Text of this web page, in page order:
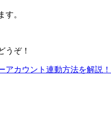
す。
うぞ！
アカウント連動方法を解説！